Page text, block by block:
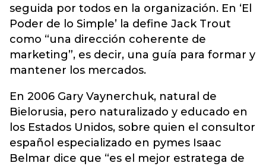
seguida por todos en la organización. En ‘El
Poder de lo Simple’ la define Jack Trout
como “una dirección coherente de
marketing”, es decir, una guía para formar y
mantener los mercados.
En 2006 Gary Vaynerchuk, natural de
Bielorusia, pero naturalizado y educado en
los Estados Unidos, sobre quien el consultor
español especializado en pymes Isaac
Belmar dice que “es el mejor estratega de